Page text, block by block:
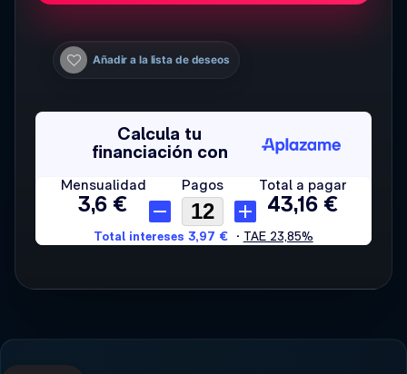
Añadir a la lista de deseos